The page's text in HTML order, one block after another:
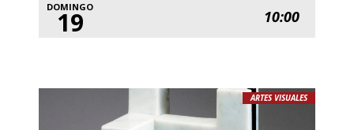
DOMINGO
19 10:00
ARTES VISUALES